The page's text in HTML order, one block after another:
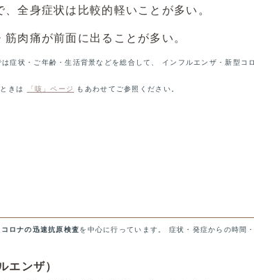
全身症状は比較的軽いことが多い。
肉痛が前面に出ることが多い。
は症状・ご年齢・生活背景などを総合して、 インフルエンザ・新型コ
きは 「咳」ページ もあわせてご参照ください。
ロナの迅速抗原検査を中心に行っています。 症状・発症からの時間
エンザ）